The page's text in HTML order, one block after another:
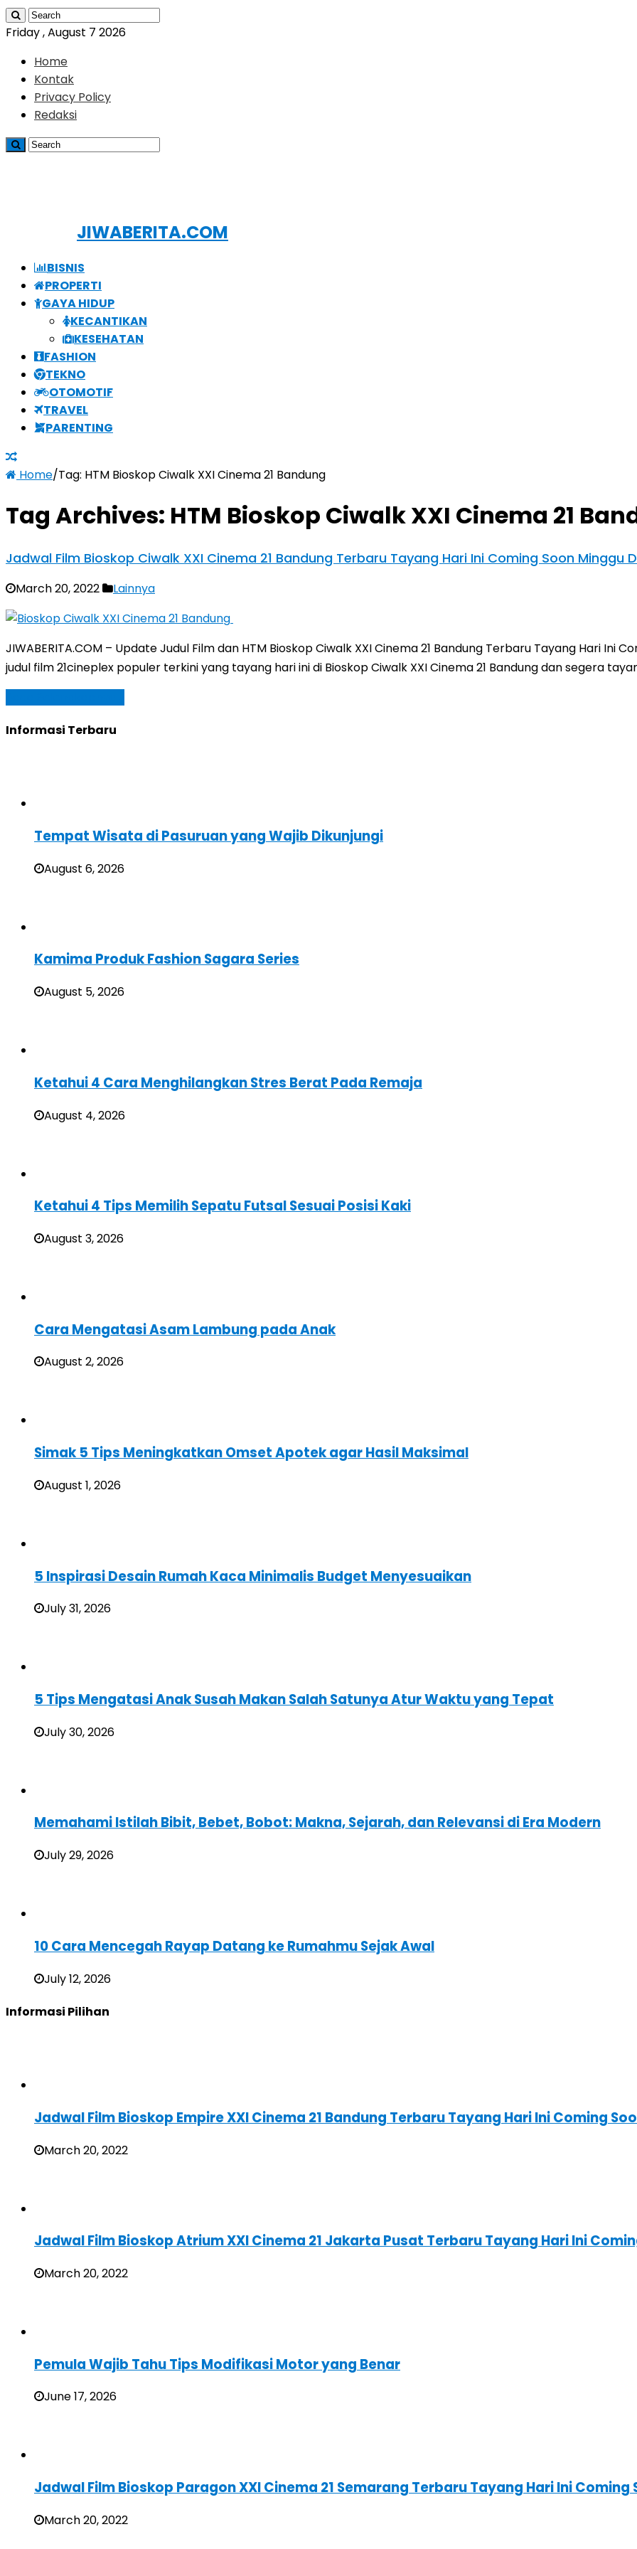
Friday , August 7 2026
Home
Kontak
Privacy Policy
Redaksi
JIWABERITA.COM
BISNIS
PROPERTI
GAYA HIDUP
KECANTIKAN
KESEHATAN
FASHION
TEKNO
OTOMOTIF
TRAVEL
PARENTING
Home/Tag: HTM Bioskop Ciwalk XXI Cinema 21 Bandung
Tag Archives: HTM Bioskop Ciwalk XXI Cinema 21
Jadwal Film Bioskop Ciwalk XXI Cinema 21 Bandung Terbaru Tayang Hari Ini Coming Soon Minggu
March 20, 2022 Lainnya
JIWABERITA.COM – Update Judul Film dan HTM Bioskop Ciwalk XXI Cinema 21 Bandung Terbaru Tayang Hari Ini
judul film 21cineplex populer terkini yang tayang hari ini di Bioskop Ciwalk XXI Cinema 21 Bandung dan segera
Informasi Terbaru
Tempat Wisata di Pasuruan yang Wajib Dikunjungi
August 6, 2026
Kamima Produk Fashion Sagara Series
August 5, 2026
Ketahui 4 Cara Menghilangkan Stres Berat Pada Remaja
August 4, 2026
Ketahui 4 Tips Memilih Sepatu Futsal Sesuai Posisi Kaki
August 3, 2026
Cara Mengatasi Asam Lambung pada Anak
August 2, 2026
Simak 5 Tips Meningkatkan Omset Apotek agar Hasil Maksimal
August 1, 2026
5 Inspirasi Desain Rumah Kaca Minimalis Budget Menyesuaikan
July 31, 2026
5 Tips Mengatasi Anak Susah Makan Salah Satunya Atur Waktu yang Tepat
July 30, 2026
Memahami Istilah Bibit, Bebet, Bobot: Makna, Sejarah, dan Relevansi di Era Modern
July 29, 2026
10 Cara Mencegah Rayap Datang ke Rumahmu Sejak Awal
July 12, 2026
Informasi Pilihan
Jadwal Film Bioskop Empire XXI Cinema 21 Bandung Terbaru Tayang Hari Ini Coming
March 20, 2022
Jadwal Film Bioskop Atrium XXI Cinema 21 Jakarta Pusat Terbaru Tayang Hari Ini
March 20, 2022
Pemula Wajib Tahu Tips Modifikasi Motor yang Benar
June 17, 2026
Jadwal Film Bioskop Paragon XXI Cinema 21 Semarang Terbaru Tayang Hari Ini Coming
March 20, 2022